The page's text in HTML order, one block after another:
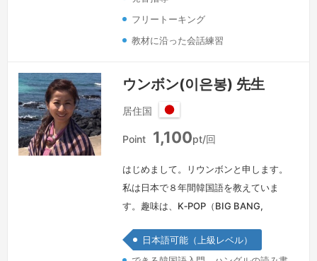
フリートーキング
教材に沿った会話練習
ウンボン(이은봉) 先生
居住国
日
本
Point 1,100pt/回
はじめまして。リウンボンと申します。
私は日本で８年間韓国語を教えていま
す。趣味は、K‐POP（BIG BANG,
最近は、日韓民間交流に興味を持って、
日本語可能（上級レベル）